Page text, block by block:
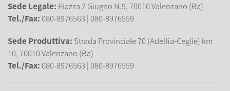
Sede Legale: Piazza 2 Giugno N.9, 70010 Valenzano (Ba)
Tel./Fax:080-8976563 | 080-8976559
Sede Produttiva: Strada Provinciale 70 (Adelfia-Ceglie) km
10, 70010 Valenzano (Ba)
Tel./Fax:080-8976563 | 080-8976559